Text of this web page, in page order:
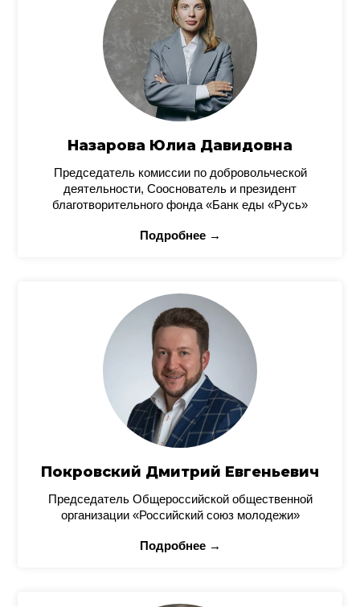
Назарова Юлиа Давидовна
Председатель комиссии по добровольческой
деятельности, Сооснователь и президент
благотворительного фонда «Банк еды «Русь»
Подробнее →
Покровский Дмитрий Евгеньевич
Председатель Общероссийской общественной
организации «Российский союз молодежи»
Подробнее →